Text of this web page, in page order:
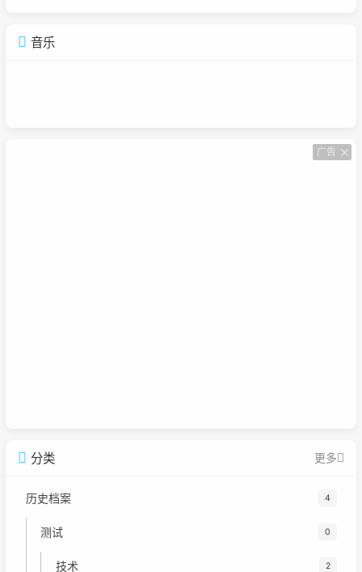
音乐
广告
分类 更多
历史档案 4
测试 0
技术 2